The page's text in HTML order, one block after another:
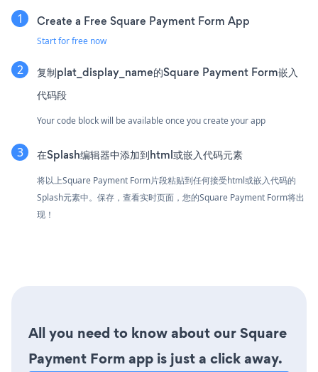
Create a Free Square Payment Form App
Start for free now
复制plat_display_name的Square Payment Form嵌入
代码段
Your code block will be available once you create your app
在Splash编辑器中添加到html或嵌入代码元素
将以上Square Payment Form片段粘贴到任何接受html或嵌入代码的
Splash元素中。保存，查看实时页面，您的Square Payment Form将出
现！
All you need to know about our Square
Payment Form app is just a click away.